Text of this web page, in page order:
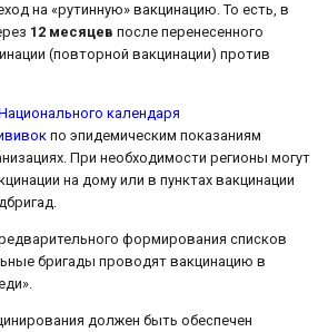
на «рутинную» вакцинацию. То есть, в
12 месяцев после перенесенного
(повторной вакцинации) против
календаря
по эпидемическим показаниям
При необходимости регионы могут
на дому или в пунктах вакцинации
формирования списков
бригады проводят вакцинацию в
должен быть обеспечен